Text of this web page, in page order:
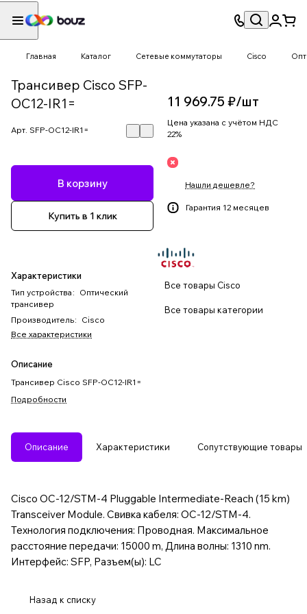
Главная Каталог Сетевые коммутаторы Cisco
Трансивер Cisco SFP-
OC12-IR1=
Арт. SFP-OC12-IR1=
В корзину
Купить в 1 клик
Характеристики
Тип устройства : Оптический
трансивер
Производитель: Cisco
Все характеристики
Описание
Трансивер Cisco SFP-OC12-IR1=
Подробности
11 969.75 ₽/шт
Цена указана с учётом НДС
22%
Нашли дешевле?
Гарантия 12 месяцев
Все товары Cisco
Все товары категории
Описание Характеристики Сопутствующие товары
Cisco OC-12/STM-4 Pluggable Intermediate-Reach (15 km)
Transceiver Module. Свивка кабеля: OC-12/STM-4.
Технология подключения: Проводная. Максимальное
расстояние передачи: 15000 m, Длина волны: 1310 nm.
Интерфейс: SFP, Разъем(ы): LC
Назад к списку